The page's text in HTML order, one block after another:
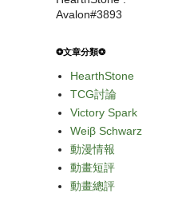
Avalon#3893
❂文章分類❂
HearthStone
TCG討論
Victory Spark
Weiβ Schwarz
動漫情報
動畫短評
動畫總評